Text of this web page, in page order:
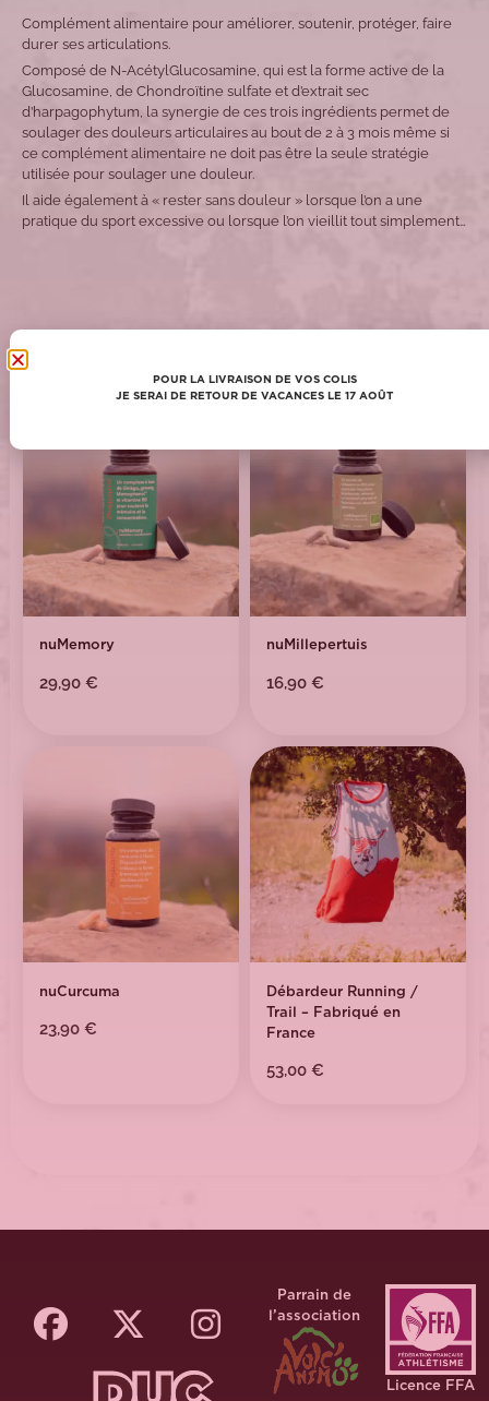
Complément alimentaire pour améliorer, soutenir, protéger, faire
durer ses articulations.
Composé de N-AcétylGlucosamine, qui est la forme active de la
Glucosamine, de Chondroïtine sulfate et d’extrait sec
d’harpagophytum, la synergie de ces trois ingrédients permet de
soulager des douleurs articulaires au bout de 2 à 3 mois même si
ce complément alimentaire ne doit pas être la seule stratégie
utilisée pour soulager une douleur.
Il aide également à « rester sans douleur » lorsque l’on a une
pratique du sport excessive ou lorsque l’on vieillit tout simplement…
nuMemory
29,90 €
nuMillepertuis
16,90 €
nuCurcuma
23,90 €
Débardeur Running /
Trail – Fabriqué en
France
53,00 €
Parrain de
l’association
Licence FFA
POUR LA LIVRAISON DE VOS COLIS
JE SERAI DE RETOUR DE VACANCES LE 17 AOÛT